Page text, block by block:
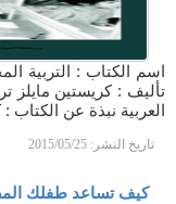
اسم الكتاب : التربية
تأليف : كريستين مايلز
العربية نبذة عن
تاريخ النشر: 2015/05/25
كيف تساعد طفلك